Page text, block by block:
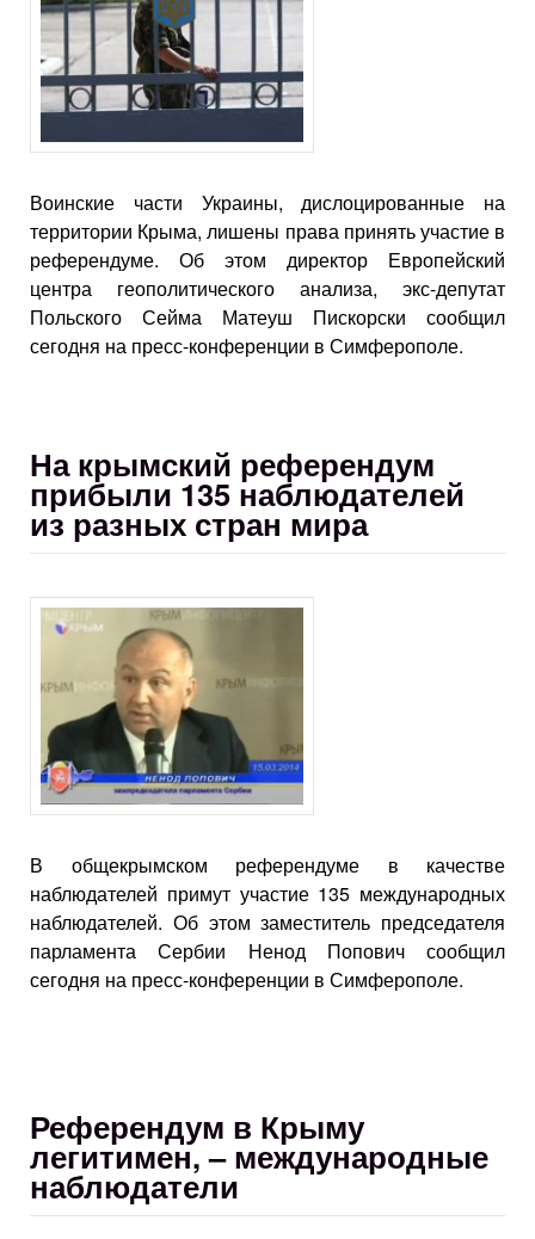
Воинские части Украины, дислоцированные на
территории Крыма, лишены права принять участие в
референдуме. Об этом директор Европейский
центра геополитического анализа, экс-депутат
Польского Сейма Матеуш Пискорски сообщил
сегодня на пресс-конференции в Симферополе.
На крымский референдум
прибыли 135 наблюдателей
из разных стран мира
В общекрымском референдуме в качестве
наблюдателей примут участие 135 международных
наблюдателей. Об этом заместитель председателя
парламента Сербии Ненод Попович сообщил
сегодня на пресс-конференции в Симферополе.
Референдум в Крыму
легитимен, – международные
наблюдатели